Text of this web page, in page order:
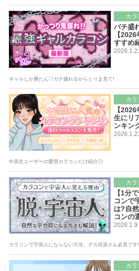
カ
バチ盛
【
すすめ
ギャルしか勝たん♡ガチ盛れるからとりま見て!
カ
【
生にリ
ンキン
中高生ユーザーの愛用カラコンだけ紹介◎
カ
【1分
コンで
は?自
コンの
2026.1.9
カラコンで宇宙人にならない方法。デカ目派さん必見です!
カ